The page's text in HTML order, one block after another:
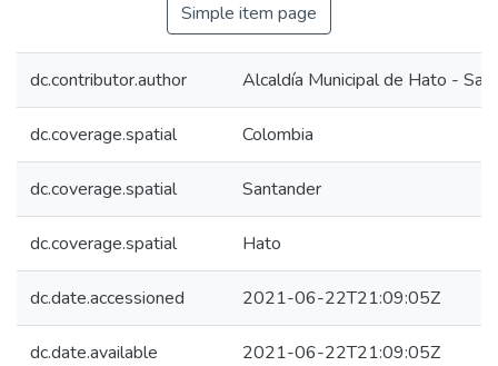
Simple item page
dc.contributor.author Alcaldía Municipal de Hato -
dc.coverage.spatial Colombia
dc.coverage.spatial Santander
dc.coverage.spatial Hato
dc.date.accessioned 2021-06-22T21:09:05Z
dc.date.available 2021-06-22T21:09:05Z